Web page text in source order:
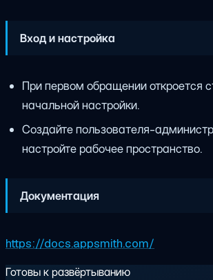
Вход и настройка
При первом обращении откроется
начальной настройки.
Создайте пользователя-
настройте рабочее пространство.
Документация
https://docs.appsmith.com/
Готовы к развёртыванию